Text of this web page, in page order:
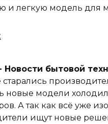
и легкую модель для
Новости бытовой
старались
новые модели
А так как всё уже
ищут новые